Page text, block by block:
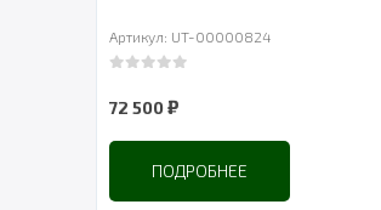
Артикул: UT-00000824
72 500₽
ПОДРОБНЕЕ